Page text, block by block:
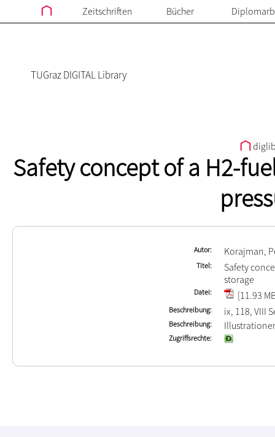
Zeitschriften Bücher
TUGraz DIGITAL Library
Safety concept of a H2-
Autor Korajman,
Titel
Safety
storage
Datei [11.93
Beschreibung ix, 118, VIII
Beschreibung
Zugriffsrechte